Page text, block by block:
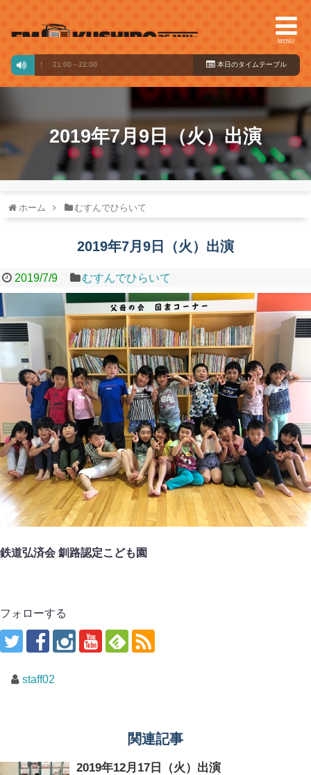
MENU
海道！ 21:00～22:00 本日のタイ ムテーブル
2019年7月9日（火）出演
ホーム むすんでひらいて
2019年7月9日（火）出演
2019/7/9 むすんでひらいて
鉄道弘済会 釧路認定こども園
フォローする
staff02
関連記事
2019年12月17日（火）出演